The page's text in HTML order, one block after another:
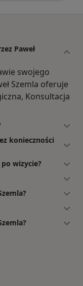
Paweł
swojego
Szemla oferuje
Konsultacja
konieczności
po wizycie?